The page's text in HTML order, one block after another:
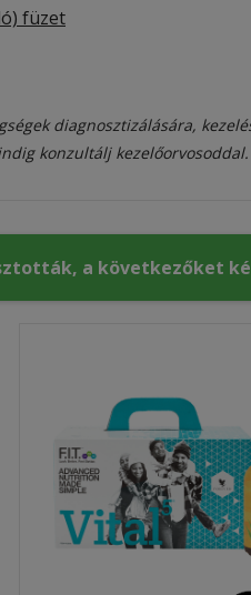
füzet
diagnosztizálására,
konzultálj kezelőorvosoddal.
a következőket